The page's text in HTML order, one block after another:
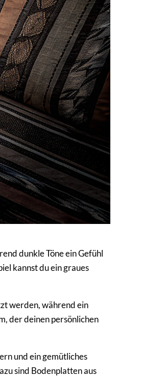
dunkle Töne ein Gefühl
kannst du ein graues
werden, während ein
der deinen persönlichen
und ein gemütliches
sind Bodenplatten aus